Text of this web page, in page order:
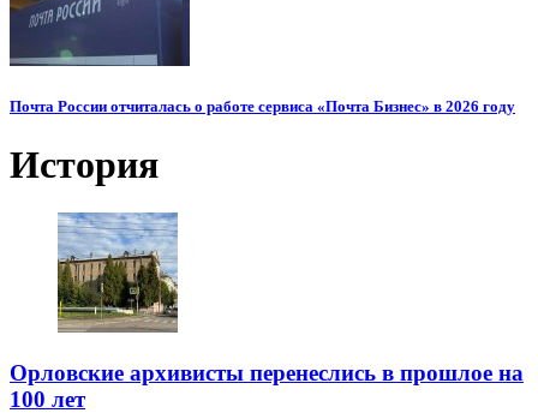
Почта России отчиталась о работе сервиса «Почта Бизнес» в 2026 году
История
Орловские архивисты перенеслись в прошлое на
100 лет